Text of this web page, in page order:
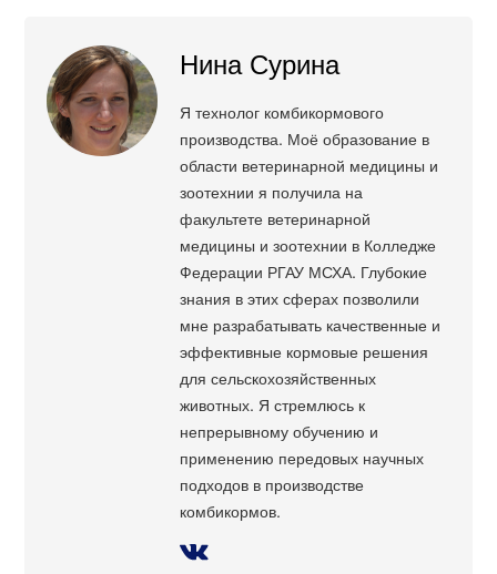
Нина Сурина
Я технолог комбикормового
производства. Моё образование в
области ветеринарной медицины и
зоотехнии я получила на
факультете ветеринарной
медицины и зоотехнии в Колледже
Федерации РГАУ МСХА. Глубокие
знания в этих сферах позволили
мне разрабатывать качественные и
эффективные кормовые решения
для сельскохозяйственных
животных. Я стремлюсь к
непрерывному обучению и
применению передовых научных
подходов в производстве
комбикормов.